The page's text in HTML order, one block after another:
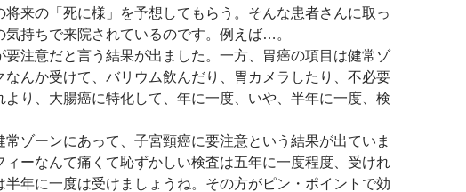
来の「死に様」を予想してもらう。そんな患者さんに取っ
持ちで来院されているのです。例えば…。
要注意だと言う結果が出ました。一方、胃癌の項目は健常ゾ
んか受けて、バリウム飲んだり、胃カメラしたり、不必要
り、大腸癌に特化して、年に一度、いや、半年に一度、検
ゾーンにあって、子宮頸癌に要注意という結果が出ていま
ーなんて痛くて恥ずかしい検査は五年に一度程度、受けれ
年に一度は受けましょうね。その方がピン・ポイントで効